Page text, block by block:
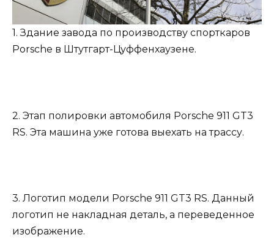
1. Здание завода по производству спорткаров
Porsche в Штутгарт-Цуффенхаузене.
2. Этап полировки автомобиля Porsche 911 GT3
RS. Эта машина уже готова выехать на трассу.
3. Логотип модели Porsche 911 GT3 RS. Данный
логотип не накладная деталь, а переведенное
изображение.